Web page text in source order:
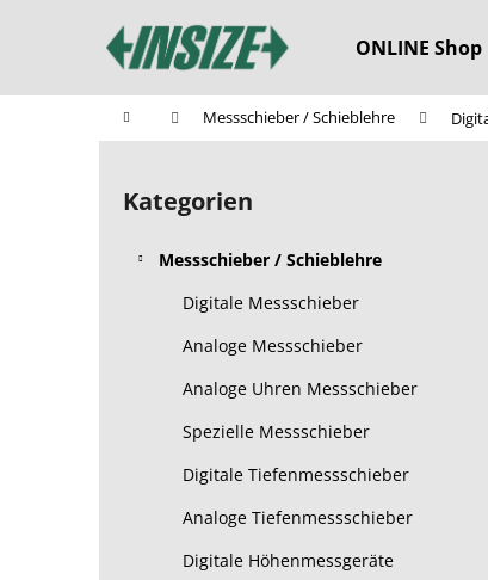
ONLINE Shop
StartseiteMessschieber / Schieblehre
S
Kategorien
überspringen
Kategorien
Messschieber / Schieblehre
Digitale Messschieber
Analoge Messschieber
Analoge Uhren Messschieber
Spezielle Messschieber
Digitale Tiefenmessschieber
Analoge Tiefenmessschieber
Digitale Höhenmessgeräte
e
Zurück
zum
Zurück
zum